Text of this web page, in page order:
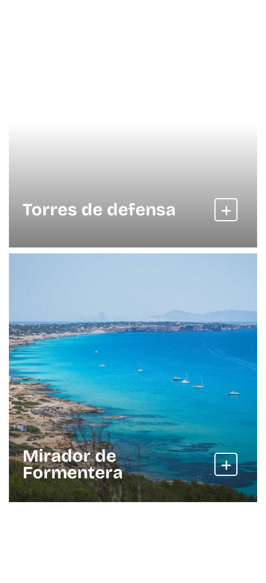
Torres de defensa
Mirador de
Formentera